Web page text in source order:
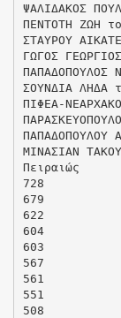
ΨΑΛΙΔΑΚΟΣ
ΠΕΝΤΟΤΗ ΖΩΗ
ΣΤΑΥΡΟΥ
ΓΩΓΟΣ
ΠΑΠΑΔΟΠΟΥΛΟΣ
ΣΟΥΝΔΙΑ ΛΗΔΑ
ΠΙΦΕΑ-
ΠΑΠΑΔΟΠΟΥΛΟΥ
ΜΙΝΑΣΙΑΝ
Πειραιώς
728
679
622
604
603
567
561
551
508